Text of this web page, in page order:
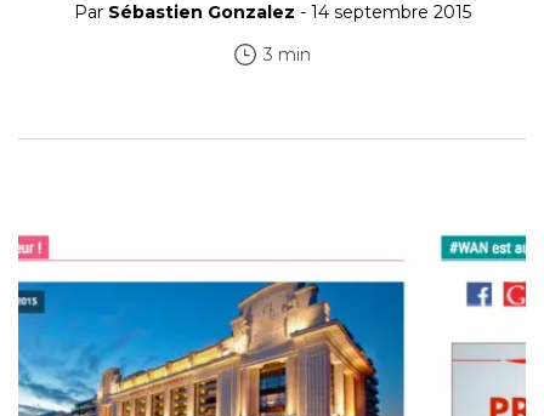
Par Sébastien Gonzalez - 14 septembre 2015
3 min